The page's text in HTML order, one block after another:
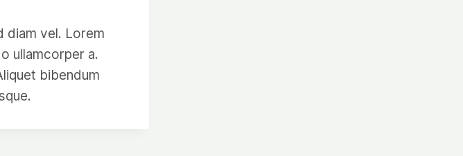
diam vel. Lorem
ullamcorper a.
bibendum